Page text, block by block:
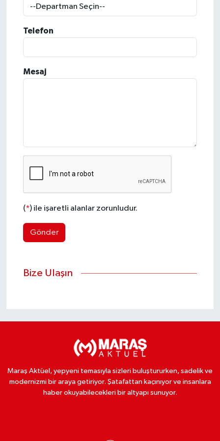
Telefon
Mesaj
(*) ile işaretli alanlar zorunludur.
Gönder
Bize Ulaşın
Maraş Aktüel, yepyeni temasıyla sizleri buluştururken, sadelik ve
modernizmi bir araya getiriyor. Şatafattan kaçınıyor ve insanlara
haber okuyabilecekleri bir altyapı sunuyor.
Dünya